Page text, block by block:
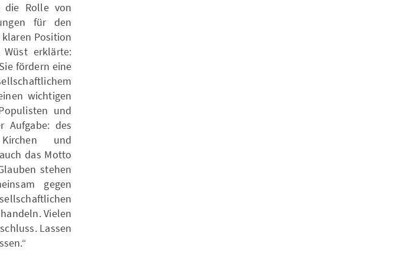
die Rolle von
für den
Position
erklärte:
fördern eine
wichtigen
und
Aufgabe: des
und
das Motto
stehen
gegen
Vielen
Lassen